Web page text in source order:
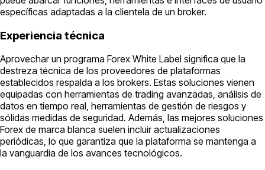
específicas adaptadas a la clientela de un broker.
Experiencia técnica
Aprovechar un programa Forex White Label significa que la
destreza técnica de los proveedores de plataformas
establecidos respalda a los brokers. Estas soluciones vienen
equipadas con herramientas de trading avanzadas, análisis de
datos en tiempo real, herramientas de gestión de riesgos y
sólidas medidas de seguridad. Además, las mejores soluciones
Forex de marca blanca suelen incluir actualizaciones
periódicas, lo que garantiza que la plataforma se mantenga a
la vanguardia de los avances tecnológicos.